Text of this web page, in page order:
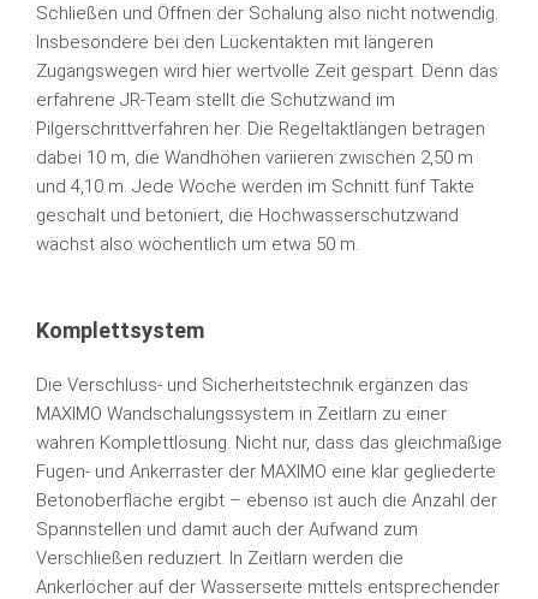
Schließen und Öffnen der Schalung also nicht notwendig.
Insbesondere bei den Lückentakten mit längeren
Zugangswegen wird hier wertvolle Zeit gespart. Denn das
erfahrene JR-Team stellt die Schutzwand im
Pilgerschrittverfahren her. Die Regeltaktlängen betragen
dabei 10 m, die Wandhöhen variieren zwischen 2,50 m
und 4,10 m. Jede Woche werden im Schnitt fünf Takte
geschalt und betoniert, die Hochwasserschutzwand
wächst also wöchentlich um etwa 50 m.
Komplettsystem
Die Verschluss- und Sicherheitstechnik ergänzen das
MAXIMO Wandschalungssystem in Zeitlarn zu einer
wahren Komplettlösung. Nicht nur, dass das gleichmäßige
Fugen- und Ankerraster der MAXIMO eine klar gegliederte
Betonoberfläche ergibt – ebenso ist auch die Anzahl der
Spannstellen und damit auch der Aufwand zum
Verschließen reduziert. In Zeitlarn werden die
Ankerlöcher auf der Wasserseite mittels entsprechender